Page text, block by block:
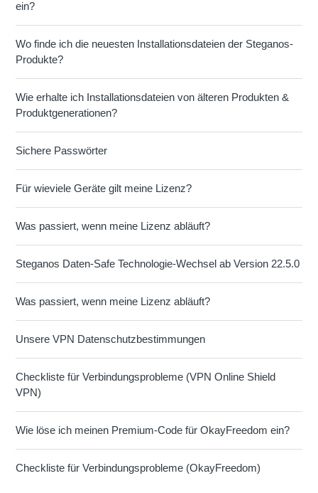
ein?
Wo finde ich die neuesten Installationsdateien der Steganos-
Produkte?
Wie erhalte ich Installationsdateien von älteren Produkten &
Produktgenerationen?
Sichere Passwörter
Für wieviele Geräte gilt meine Lizenz?
Was passiert, wenn meine Lizenz abläuft?
Steganos Daten-Safe Technologie-Wechsel ab Version 22.5.0
Was passiert, wenn meine Lizenz abläuft?
Unsere VPN Datenschutzbestimmungen
Checkliste für Verbindungsprobleme (VPN Online Shield
VPN)
Wie löse ich meinen Premium-Code für OkayFreedom ein?
Checkliste für Verbindungsprobleme (OkayFreedom)